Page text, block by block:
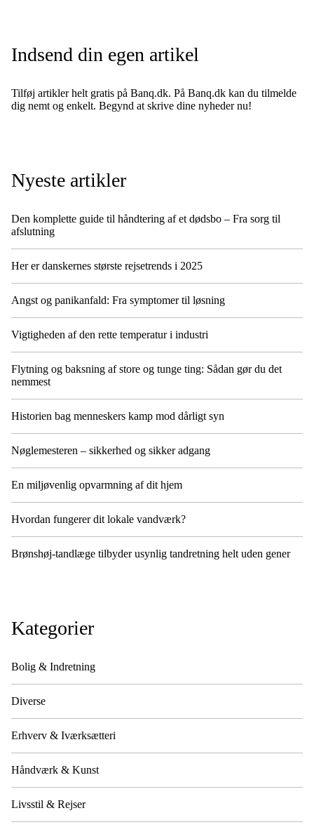
Indsend din egen artikel
Tilføj artikler helt gratis på Banq.dk. På Banq.dk kan du tilmelde
dig nemt og enkelt. Begynd at skrive dine nyheder nu!
Nyeste artikler
Den komplette guide til håndtering af et dødsbo – Fra sorg til
afslutning
Her er danskernes største rejsetrends i 2025
Angst og panikanfald: Fra symptomer til løsning
Vigtigheden af den rette temperatur i industri
Flytning og baksning af store og tunge ting: Sådan gør du det
nemmest
Historien bag menneskers kamp mod dårligt syn
Nøglemesteren – sikkerhed og sikker adgang
En miljøvenlig opvarmning af dit hjem
Hvordan fungerer dit lokale vandværk?
Brønshøj-tandlæge tilbyder usynlig tandretning helt uden gener
Kategorier
Bolig & Indretning
Diverse
Erhverv & Iværksætteri
Håndværk & Kunst
Livsstil & Rejser